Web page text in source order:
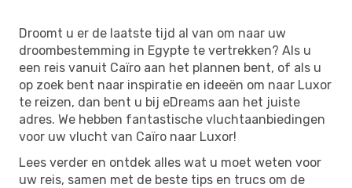
Droomt u er de laatste tijd al van om naar uw
droombestemming in Egypte te vertrekken? Als u
een reis vanuit Caïro aan het plannen bent, of als u
op zoek bent naar inspiratie en ideeën om naar Luxor
te reizen, dan bent u bij eDreams aan het juiste
adres. We hebben fantastische vluchtaanbiedingen
voor uw vlucht van Caïro naar Luxor!
Lees verder en ontdek alles wat u moet weten voor
uw reis, samen met de beste tips en trucs om de